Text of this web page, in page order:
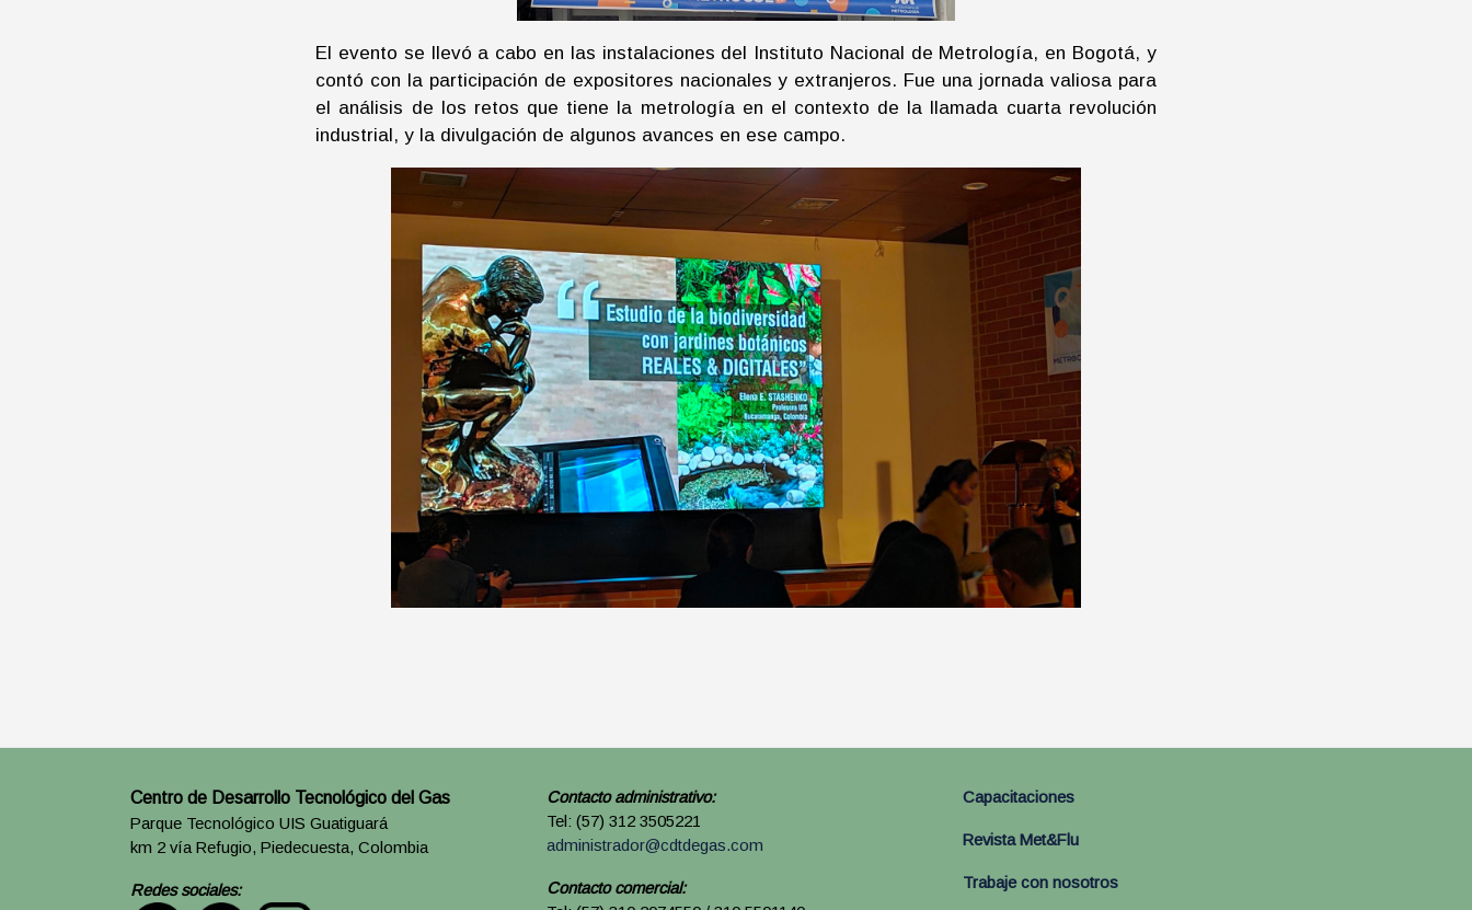
El evento se llevó a cabo en las instalaciones del Instituto Nacional de Metrología, en Bogotá, y
contó con la participación de expositores nacionales y extranjeros. Fue una jornada valiosa para
el análisis de los retos que tiene la metrología en el contexto de la llamada cuarta revolución
industrial, y la divulgación de algunos avances en ese campo.
Centro de Desarrollo Tecnológico del Gas
Parque Tecnológico UIS Guatiguará
km 2 vía Refugio, Piedecuesta, Colombia
Redes sociales:
Contacto administrativo:
Tel: (57) 312 3505221
administrador@cdtdegas.com
Contacto comercial:
Capacitaciones
Revista Met&Flu
Trabaje con nosotros